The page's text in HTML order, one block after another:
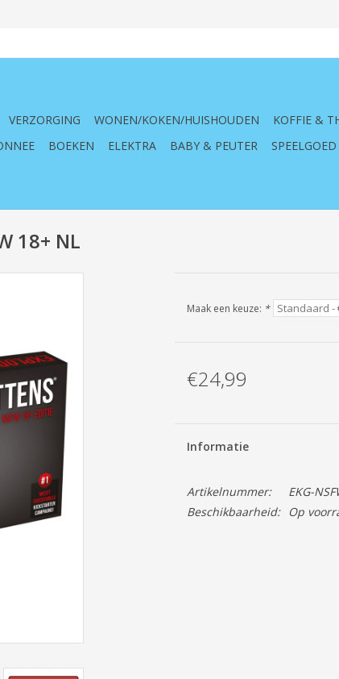
VERZORGING WONEN/KOKEN/HUISHOUDEN KOFFIE &
BOEKEN ELEKTRA BABY & PEUTER
18+ NL
Maak een keuze: *
€24,99
Informatie
Artikelnummer:
EKG-
Beschikbaarheid:
Op